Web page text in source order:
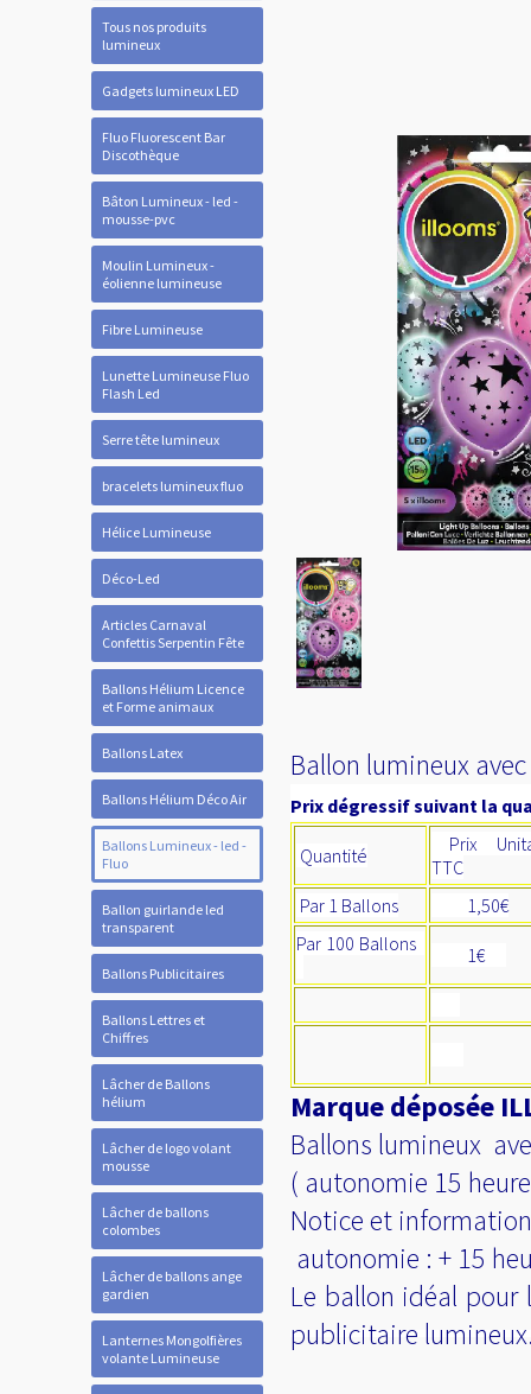
Tous nos produits
lumineux
Gadgets lumineux LED
Fluo Fluorescent Bar
Discothèque
Bâton Lumineux - led -
mousse-pvc
Moulin Lumineux -
éolienne lumineuse
Fibre Lumineuse
Lunette Lumineuse Fluo
Flash Led
Serre tête lumineux
bracelets lumineux fluo
Hélice Lumineuse
Déco-Led
Articles Carnaval
Confettis Serpentin Fête
Ballons Hélium Licence
et Forme animaux
Ballons Latex
Ballons Hélium Déco Air
Ballons Lumineux - led -
Fluo
Ballon guirlande led
transparent
Ballons Publicitaires
Ballons Lettres et
Chiffres
Lâcher de Ballons
hélium
Lâcher de logo volant
mousse
Lâcher de ballons
colombes
Lâcher de ballons ange
gardien
Lanternes Mongolfières
volante Lumineuse
Ballon lumineux
Prix dégressif suivant la
Quantité
Prix
TTC
Par 1 Ballons
1,50€
Par 100 Ballons
1€
Marque déposée
Ballons lumineux
( autonomie 15
Notice et
autonomie : + 15
Le ballon idéal pour
publicitaire